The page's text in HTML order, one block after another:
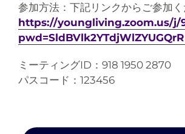
参加方法：下記リンクからご参加
https://youngliving.zoom.us/j/
ミーティングID：918 1950 2870
パスコード：123456